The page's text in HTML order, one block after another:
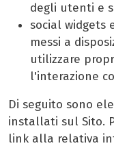
degli utenti e
social widgets
messi a
utilizzare
l'interazione
Di seguito sono
installati sul Sito.
link alla relativa